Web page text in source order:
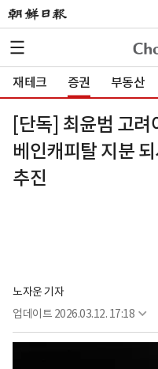
재테크 증권 부동산
[단독] 최윤범 고
베인캐피탈 지분
추진
노자운 기자
업데이트 2026.03.12. 17:18